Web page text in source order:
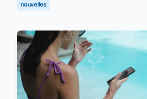
nouvelles